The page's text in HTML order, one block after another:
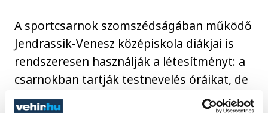
A sportcsarnok szomszédságában működő
Jendrassik-Venesz középiskola diákjai is
rendszeresen használják a létesítményt: a
csarnokban tartják testnevelés óráikat, de
a tanulók úszásoktatásban is részesülnek